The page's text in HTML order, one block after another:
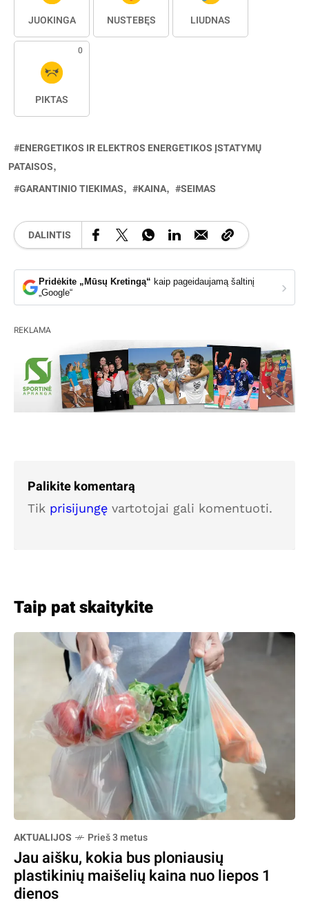
JUOKINGA NUSTEBĘS LIŪDNAS
0
PIKTAS
ENERGETIKOS IR ELEKTROS ENERGETIKOS ĮSTATYMŲ
PATAISOS
GARANTINIO TIEKIMAS
KAINA SEIMAS
DALINTIS
Pridėkite „Mūsų Kretingą“ kaip pageidaujamą šaltinį
„Google“
›
REKLAMA
Palikite komentarą
Tik prisijungę vartotojai gali komentuoti.
Taip pat skaitykite
AKTUALIJOS Prieš 3 metus
Jau aišku, kokia bus ploniausių
plastikinių maišelių kaina nuo liepos 1
dienos